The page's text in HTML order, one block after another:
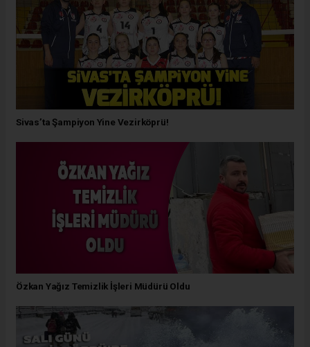
Sivas’ta Şampiyon Yine Vezirköprü!
Özkan Yağız Temizlik İşleri Müdürü Oldu